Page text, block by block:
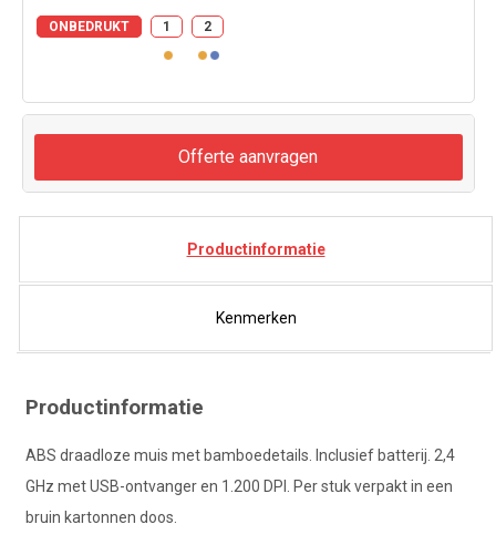
ONBEDRUKT 1 2
Offerte aanvragen
Productinformatie
Kenmerken
Productinformatie
ABS draadloze muis met bamboedetails. Inclusief batterij. 2,4
GHz met USB-ontvanger en 1.200 DPI. Per stuk verpakt in een
bruin kartonnen doos.